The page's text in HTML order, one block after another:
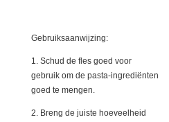
Gebruiksaanwijzing:
1. Schud de fles goed voor
gebruik om de pasta-ingrediënten
goed te mengen.
2. Breng de juiste hoeveelheid